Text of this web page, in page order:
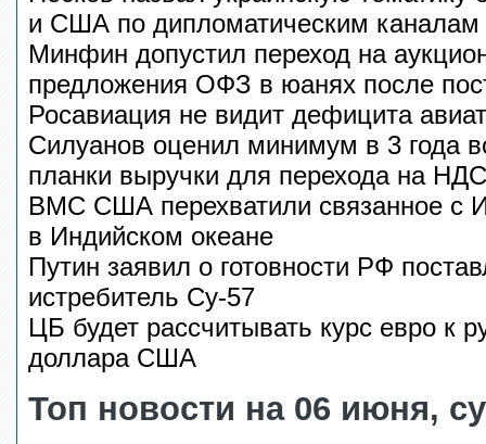
и США по дипломатическим каналам
Минфин допустил переход на
предложения ОФЗ в юанях после
Росавиация не видит дефицита
Силуанов оценил минимум в 3 года
планки выручки для перехода на
ВМС США перехватили связанное с
в Индийском океане
Путин заявил о готовности РФ
истребитель Су-57
ЦБ будет рассчитывать курс евро к
доллара США
Топ новости на 06 июня,